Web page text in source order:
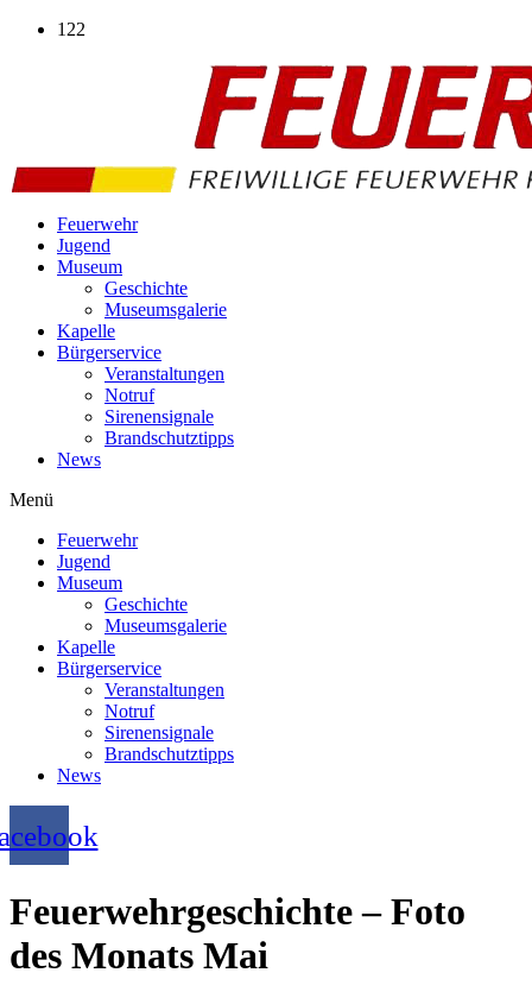
Zum
122
Feuerwehr
Jugend
Museum
Geschichte
Museumsgalerie
Kapelle
Bürgerservice
Veranstaltungen
Notruf
Sirenensignale
Brandschutztipps
News
Menü
Feuerwehr
Jugend
Museum
Geschichte
Museumsgalerie
Kapelle
Bürgerservice
Veranstaltungen
Notruf
Sirenensignale
Brandschutztipps
News
Feuerwehrgeschichte – Foto
des Monats Mai